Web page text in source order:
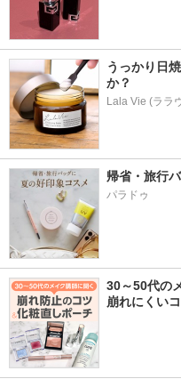
うっかり日
か？
Lala Vie (ララ
帰省・旅行
パラドゥ
30～50代の
崩れにくい